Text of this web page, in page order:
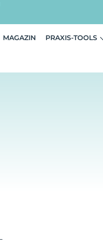
MAGAZIN PRAXIS-TOOLS